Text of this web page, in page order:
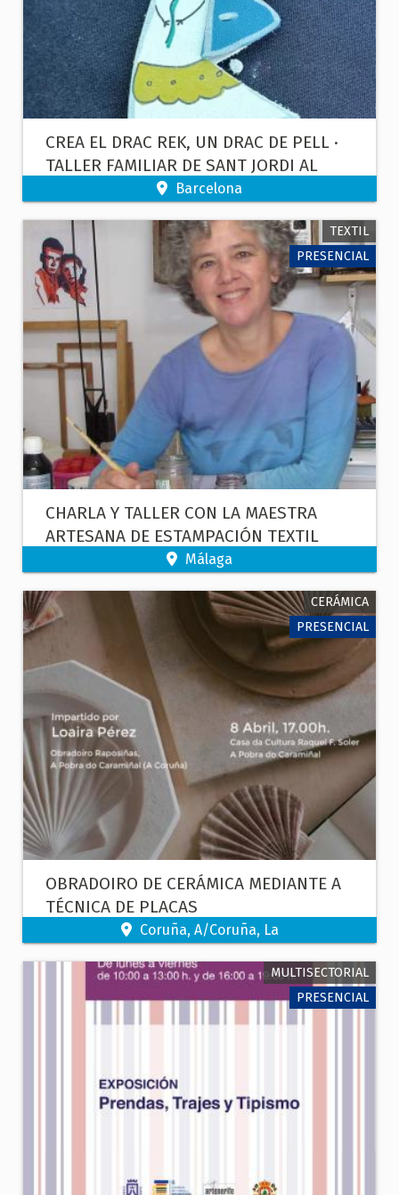
CREA EL DRAC REK, UN DRAC DE PELL ·
TALLER FAMILIAR DE SANT JORDI AL
MUSEU DE LA PELLBarcelona
TEXTIL
PRESENCIAL
CHARLA Y TALLER CON LA MAESTRA
ARTESANA DE ESTAMPACIÓN TEXTIL
Málaga
CERÁMICA
PRESENCIAL
OBRADOIRO DE CERÁMICA MEDIANTE A
TÉCNICA DE PLACAS
Coruña, A/Coruña, La
MULTISECTORIAL
PRESENCIAL